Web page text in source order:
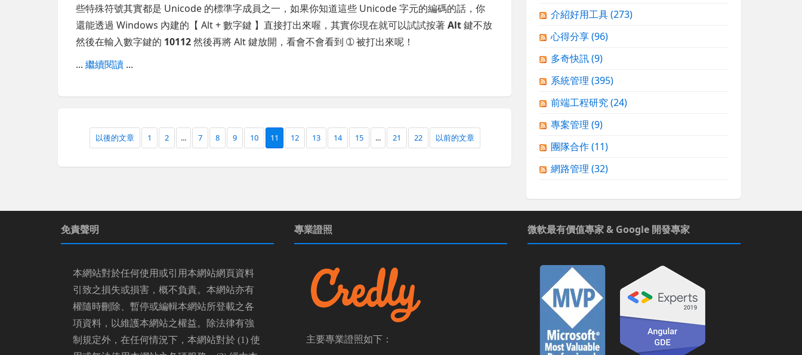
些特殊符號其實都是 Unicode 的標準字成員之一，如果你知道這些 Unicode 字元的編碼的話，你
還能透過 Windows 內建的【 Alt + 數字鍵 】直接打出來喔，其實你現在就可以試試按著Alt鍵不放
然後在輸入數字鍵的 10112然後再將 Alt 鍵放開，看會不會看到 ➀ 被打出來呢！
...繼續閱讀 ...
以後的文章 1 2 ... 7 8 9 10 11 12 13 14 15 ... 21 22 以前的文章
介紹好用工具(273)
心得分享(96)
多奇快訊(9)
系統管理 (395)
前端工程研究(24)
專案管理 (9)
團隊合作(11)
網路管理 (32)
免責聲明
本網站對於任何使用或引用本網站網頁資料
引致之損失或損害，概不負責。本網站亦有
權隨時刪除、暫停或編輯本網站所登載之各
項資料，以維護本網站之權益。除法律有強
制規定外，在任何情況下，本網站對於 (1) 使
專業證照
主要專業證照如下：
微軟最有價值專家 & Google 開發專家